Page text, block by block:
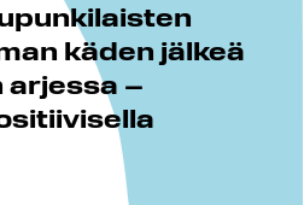
käden jälkeä
arjessa –